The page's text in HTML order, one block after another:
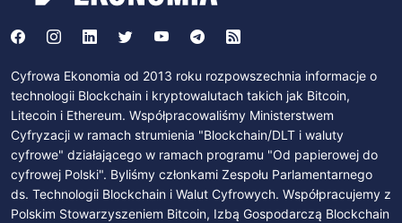
Cyfrowa Ekonomia od 2013 roku rozpowszechnia informacje o
technologii Blockchain i kryptowalutach takich jak Bitcoin,
Litecoin i Ethereum. Współpracowaliśmy Ministerstwem
Cyfryzacji w ramach strumienia "Blockchain/DLT i waluty
cyfrowe" działającego w ramach programu "Od papierowej do
cyfrowej Polski". Byliśmy członkami Zespołu Parlamentarnego
ds. Technologii Blockchain i Walut Cyfrowych. Współpracujemy z
Polskim Stowarzyszeniem Bitcoin, Izbą Gospodarczą Blockchain